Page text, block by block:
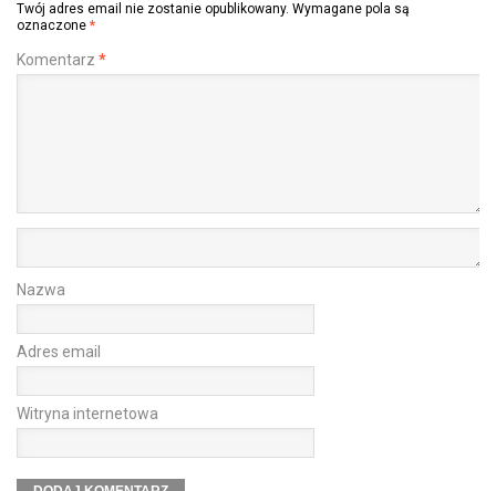
Twój adres email nie zostanie opublikowany. Wymagane pola są
oznaczone *
Komentarz *
Nazwa
Adres email
Witryna internetowa